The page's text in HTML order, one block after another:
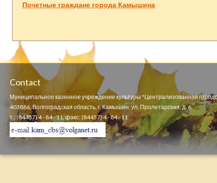
Почетные граждане города Камышина
Contact
Муниципальное казенное учреждение культуры "Централизованная
403886, Волгоградская область, г. Камышин, ул. Пролетарская, д. 6.
т.: (84457) 4 - 84 - 11, факс: (84457) 4 - 84 - 11